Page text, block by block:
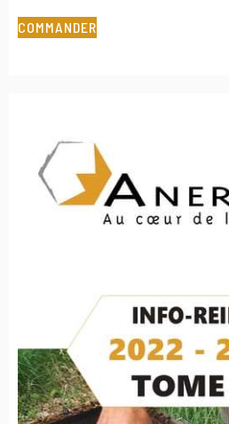
COMMANDER